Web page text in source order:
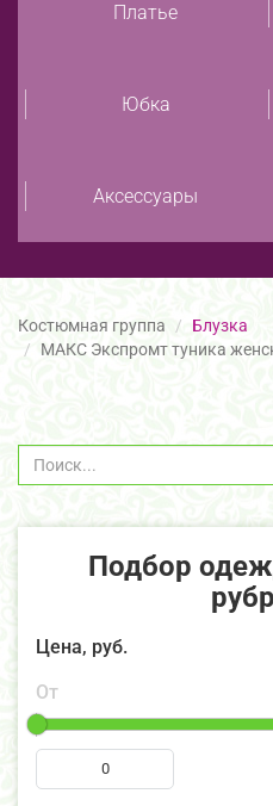
Платье
Юбка
Аксессуары
Костюмная группа
Блузка
МАКС Экспромт туника
Подбор
Цена, руб.
От